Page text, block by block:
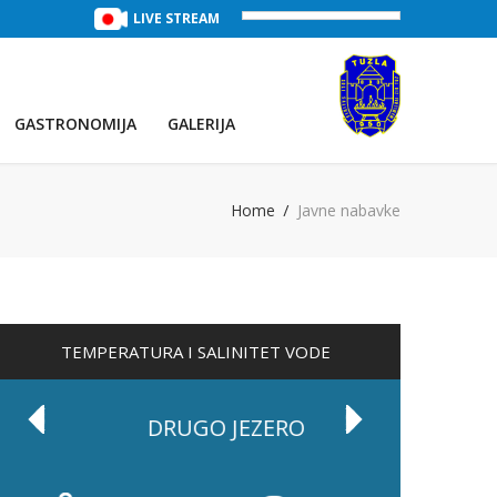
TREĆE JEZERO (Voda:29 °C, Salinitet:32 g/L)
LIVE STREAM
GASTRONOMIJA GALERIJA
Home Javne nabavke
TEMPERATURA I SALINITET VODE
DRUGO JEZERO